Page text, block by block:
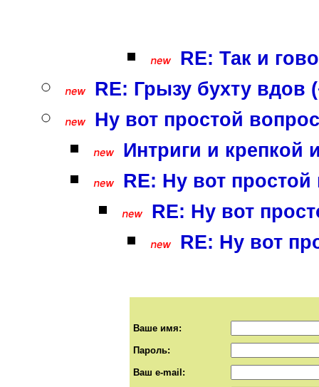
RE: Так и
RE: Грызу бухту вдов
Ну вот простой
Интриги и крепкой
RE: Ну вот простой
RE: Ну вот
RE: Ну вот
Ваше имя:
Пароль:
Ваш e-mail: